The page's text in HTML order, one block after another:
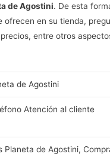
de Agostini. De esta
ofrecen en su tienda,
entre otros
de Agostini
Atención al cliente
Planeta de Agostini,